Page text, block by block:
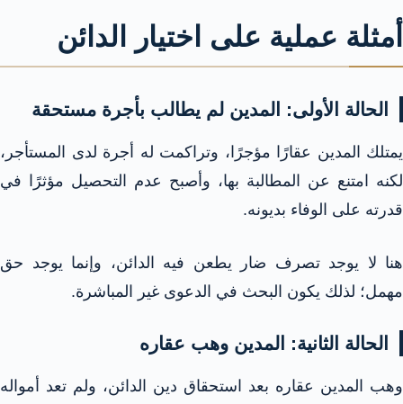
أمثلة عملية على اختيار الدائن
الحالة الأولى: المدين لم يطالب بأجرة مستحقة
يمتلك المدين عقارًا مؤجرًا، وتراكمت له أجرة لدى المستأجر،
لكنه امتنع عن المطالبة بها، وأصبح عدم التحصيل مؤثرًا في
قدرته على الوفاء بديونه.
هنا لا يوجد تصرف ضار يطعن فيه الدائن، وإنما يوجد حق
مهمل؛ لذلك يكون البحث في الدعوى غير المباشرة.
الحالة الثانية: المدين وهب عقاره
وهب المدين عقاره بعد استحقاق دين الدائن، ولم تعد أمواله